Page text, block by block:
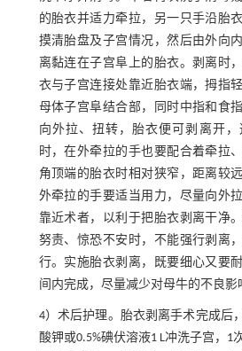
的胎衣并适力牵拉，另一只手沿胎
摸清胎盘及子宫情况，然后由外向
离黏连在子宫阜上的胎衣。剥离时
衣与子宫连接处靠近胎衣端，拇指
母体子宫阜结合部，同时中指和食
向外拉、扭转，胎衣便可剥离开
时，在外牵拉的手也要配合着牵拉
角顶端的胎衣时相对狭窄，距离较
外牵拉的手要适当用力，尽量向外
靠近术者，以利于把胎衣剥离干净
努责、惊恐不安时，不能强行剥离
行。实施胎衣剥离，既要细心又要
间内完成，尽量减少对母牛的不良影
4）术后护理。胎衣剥离手术完成后
酸钾或0.5%碘伏溶液1 L冲洗子宫，1